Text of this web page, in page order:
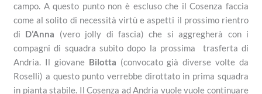
campo. A questo punto non è escluso che il Cosenza faccia
come al solito di necessità virtù e aspetti il prossimo rientro
di D’Anna (vero jolly di fascia) che si aggregherà con i
compagni di squadra subito dopo la prossima trasferta di
Andria. Il giovane Bilotta (convocato già diverse volte da
Roselli) a questo punto verrebbe dirottato in prima squadra
in pianta stabile. Il Cosenza ad Andria vuole vuole continuare